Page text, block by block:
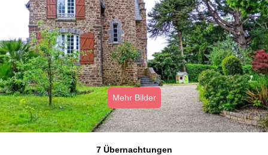
Mehr Bilder
7 Übernachtungen